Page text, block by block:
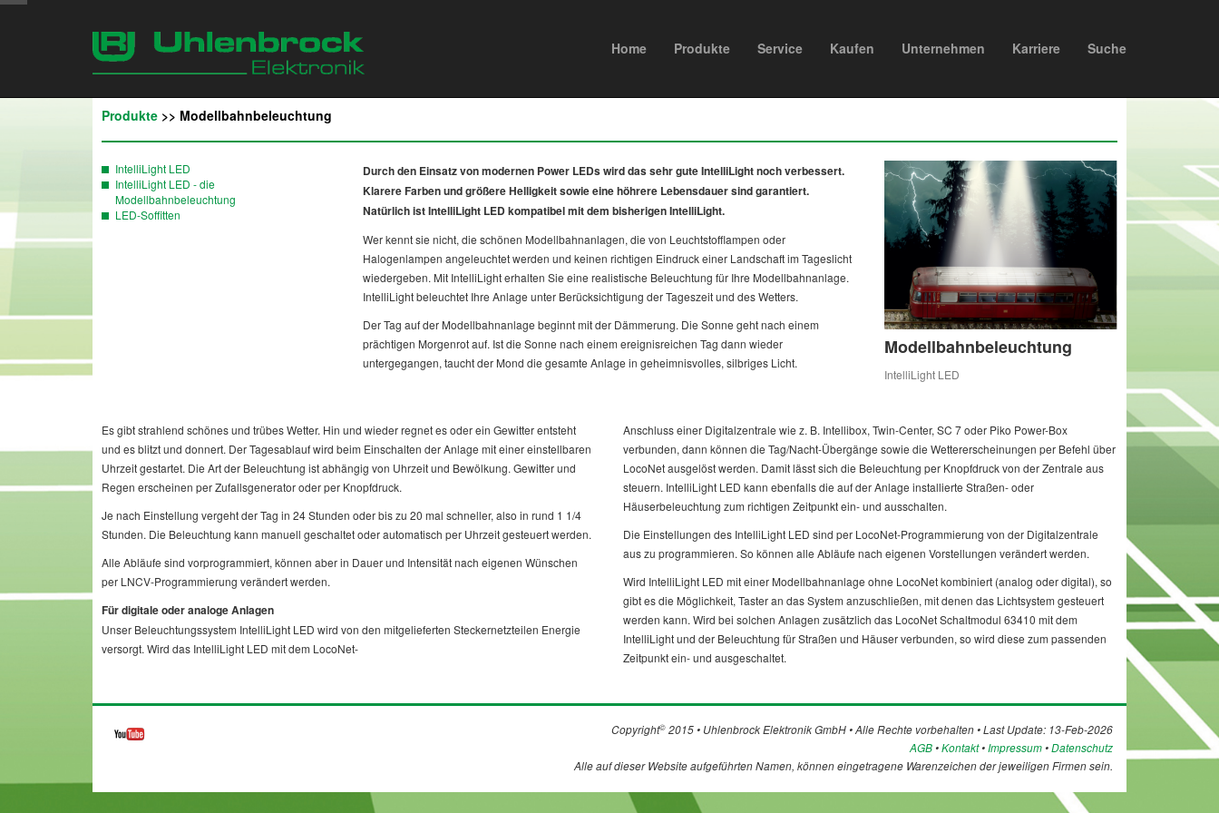
Home Produkte Service Kaufen Unternehmen Karriere Suche
Produkte >> Modellbahnbeleuchtung
IntelliLight LED
IntelliLight LED - die
Modellbahnbeleuchtung
LED-Soffitten
Durch den Einsatz von modernen Power LEDs wird das sehr gute IntelliLight noch verbessert.
Klarere Farben und größere Helligkeit sowie eine höhrere Lebensdauer sind garantiert.
Natürlich ist IntelliLight LED kompatibel mit dem bisherigen IntelliLight.
Wer kennt sie nicht, die schönen Modellbahnanlagen, die von Leuchtstofflampen oder
Halogenlampen angeleuchtet werden und keinen richtigen Eindruck einer Landschaft im Tageslicht
wiedergeben. Mit IntelliLight erhalten Sie eine realistische Beleuchtung für Ihre Modellbahnanlage.
IntelliLight beleuchtet Ihre Anlage unter Berücksichtigung der Tageszeit und des Wetters.
Der Tag auf der Modellbahnanlage beginnt mit der Dämmerung. Die Sonne geht nach einem
prächtigen Morgenrot auf. Ist die Sonne nach einem ereignisreichen Tag dann wieder
untergegangen, taucht der Mond die gesamte Anlage in geheimnisvolles, silbriges Licht.
Modellbahnbeleuchtung
IntelliLight LED
Es gibt strahlend schönes und trübes Wetter. Hin und wieder regnet es oder ein Gewitter entsteht
und es blitzt und donnert. Der Tagesablauf wird beim Einschalten der Anlage mit einer einstellbaren
Uhrzeit gestartet. Die Art der Beleuchtung ist abhängig von Uhrzeit und Bewölkung. Gewitter und
Regen erscheinen per Zufallsgenerator oder per Knopfdruck.
Je nach Einstellung vergeht der Tag in 24 Stunden oder bis zu 20 mal schneller, also in rund 1 1/4
Stunden. Die Beleuchtung kann manuell geschaltet oder automatisch per Uhrzeit gesteuert werden.
Alle Abläufe sind vorprogrammiert, können aber in Dauer und Intensität nach eigenen Wünschen
per LNCV-Programmierung verändert werden.
Für digitale oder analoge Anlagen
Unser Beleuchtungssystem IntelliLight LED wird von den mitgelieferten Steckernetzteilen Energie
versorgt. Wird das IntelliLight LED mit dem LocoNet-
Anschluss einer Digitalzentrale wie z. B. Intellibox, Twin-Center, SC 7 oder Piko Power-Box
verbunden, dann können die Tag/Nacht-Übergänge sowie die Wettererscheinungen per Befehl über
LocoNet ausgelöst werden. Damit lässt sich die Beleuchtung per Knopfdruck von der Zentrale aus
steuern. IntelliLight LED kann ebenfalls die auf der Anlage installierte Straßen- oder
Häuserbeleuchtung zum richtigen Zeitpunkt ein- und ausschalten.
Die Einstellungen des IntelliLight LED sind per LocoNet-Programmierung von der Digitalzentrale
aus zu programmieren. So können alle Abläufe nach eigenen Vorstellungen verändert werden.
Wird IntelliLight LED mit einer Modellbahnanlage ohne LocoNet kombiniert (analog oder digital), so
gibt es die Möglichkeit, Taster an das System anzuschließen, mit denen das Lichtsystem gesteuert
werden kann. Wird bei solchen Anlagen zusätzlich das LocoNet Schaltmodul 63410 mit dem
IntelliLight und der Beleuchtung für Straßen und Häuser verbunden, so wird diese zum passenden
Zeitpunkt ein- und ausgeschaltet.
Copyright© 2015 • Uhlenbrock Elektronik GmbH • Alle Rechte vorbehalten • Last Update: 13-Feb-2026
AGB •Kontakt•Impressum •Datenschutz
Alle auf dieser Website aufgeführten Namen, können eingetragene Warenzeichen der jeweiligen Firmen sein.